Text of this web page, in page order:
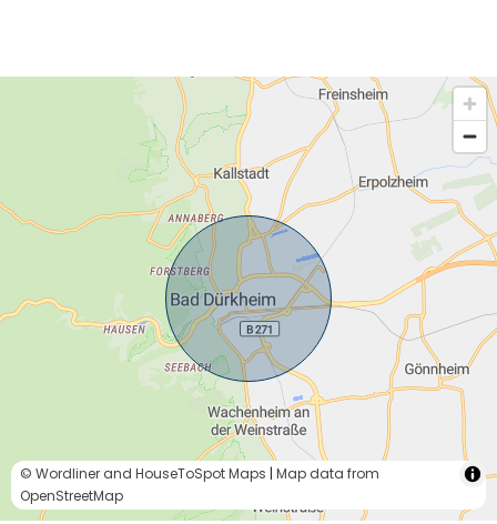
© Wordliner and HouseToSpot Maps | Map data from
OpenStreetMap